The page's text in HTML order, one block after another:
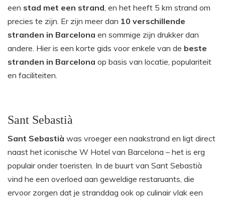
een stad met een strand , en het heeft 5 km strand om
precies te zijn. Er zijn meer dan 10 verschillende
stranden in Barcelona en sommige zijn drukker dan
andere. Hier is een korte gids voor enkele van de beste
stranden in Barcelona op basis van locatie, populariteit
en faciliteiten.
Sant Sebastià
Sant Sebastià was vroeger een naakstrand en ligt direct
naast het iconische W Hotel van Barcelona – het is erg
populair onder toeristen. In de buurt van Sant Sebastià
vind he een overloed aan geweldige restaruants, die
ervoor zorgen dat je stranddag ook op culinair vlak een